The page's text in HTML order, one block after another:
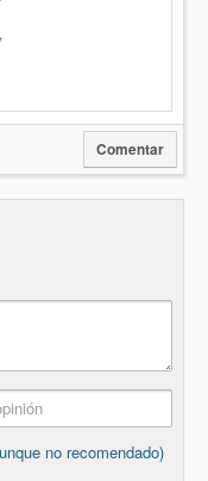
Comentar
no recomendado)